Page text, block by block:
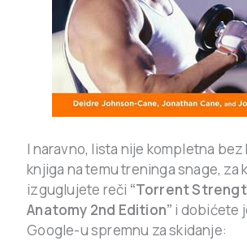
I naravno, lista nije kompletna bez
knjiga na temu treninga snage, za
izguglujete reči “Torrent
Anatomy 2nd Edition” i dobićete
Google-u spremnu za skidanje: